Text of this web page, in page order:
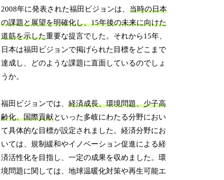
2008年に発表された福田ビジョンは、当時の日本
の課題と展望を明確化し、15年後の未来に向けた
道筋を示した重要な提言でした。それから15年、
日本は福田ビジョンで掲げられた目標をどこまで
達成し、どのような課題に直面しているのでしょ
うか。
福田ビジョンでは、経済成長、環境問題、少子高
齢化、国際貢献といった多岐にわたる分野におい
て具体的な目標が設定されました。経済分野にお
いては、規制緩和やイノベーション促進による経
済活性化を目指し、一定の成果を収めました。環
境問題に関しては、地球温暖化対策や再生可能エ